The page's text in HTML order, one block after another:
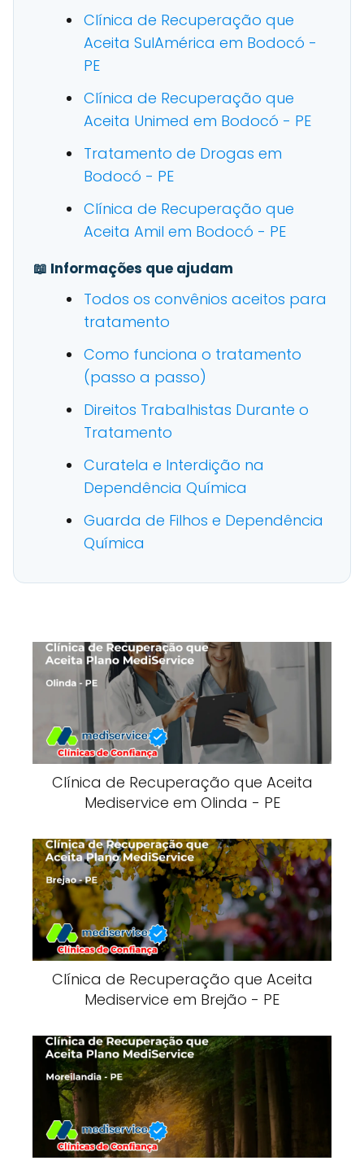
Clínica de Recuperação que
Aceita SulAmérica em Bodocó -
PE
Clínica de Recuperação que
Aceita Unimed em Bodocó - PE
Tratamento de Drogas em
Bodocó - PE
Clínica de Recuperação que
Aceita Amil em Bodocó - PE
📖 Informações que ajudam
Todos os convênios aceitos para
tratamento
Como funciona o tratamento
(passo a passo)
Direitos Trabalhistas Durante o
Tratamento
Curatela e Interdição na
Dependência Química
Guarda de Filhos e Dependência
Química
Clínica de Recuperação que Aceita
Mediservice em Olinda - PE
Clínica de Recuperação que Aceita
Mediservice em Brejão - PE